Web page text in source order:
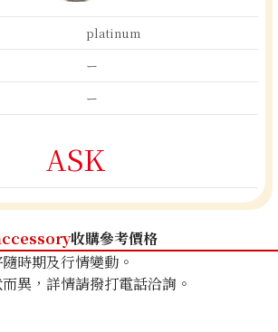
platinum
ー
ー
ASK
收購參考價格
時期及行情變動。
異，詳情請撥打電話洽詢。